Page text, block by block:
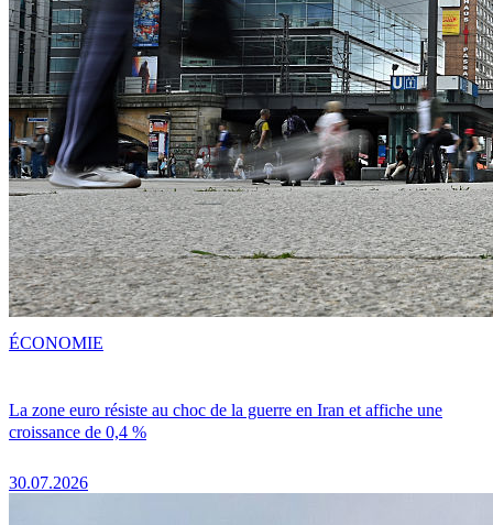
La zone euro résiste au choc de la guerre en Iran et affiche une
croissance de 0,4 %
30.07.2026
ÉCONOMIE